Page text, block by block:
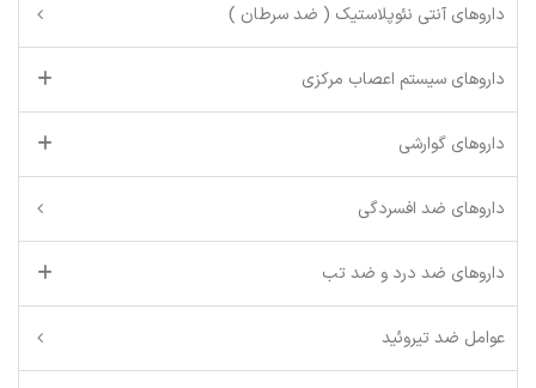
داروهای آنتی نئوپلاستیک ( ضد سرطان )
داروهای سیستم اعصاب مرکزی
داروهای گوارشی
داروهای ضد افسردگی
داروهای ضد درد و ضد تب
عوامل ضد تیروئید